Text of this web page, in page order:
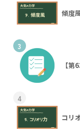
傾度
3
【
4
コリ